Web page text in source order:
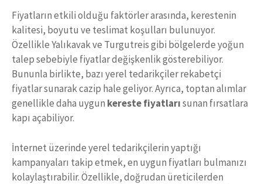
Fiyatların etkili olduğu faktörler arasında, kerestenin
kalitesi, boyutu ve teslimat koşulları bulunuyor.
Özellikle Yalıkavak ve Turgutreis gibi bölgelerde yoğun
talep sebebiyle fiyatlar değişkenlik gösterebiliyor.
Bununla birlikte, bazı yerel tedarikçiler rekabetçi
fiyatlar sunarak cazip hale geliyor. Ayrıca, toptan alımlar
genellikle daha uygun kereste fiyatlarısunan fırsatlara
kapı açabiliyor.
İnternet üzerinde yerel tedarikçilerin yaptığı
kampanyaları takip etmek, en uygun fiyatları bulmanızı
kolaylaştırabilir. Özellikle, doğrudan üreticilerden